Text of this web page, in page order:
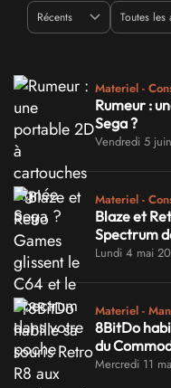
Materiel -
Rumeur :
Sega ?
Vendredi 5
Materiel -
Blaze et
Spectrum
Lundi 4 mai
Materiel -
8BitDo
du
Mercredi 11